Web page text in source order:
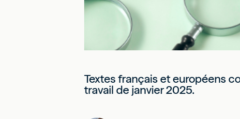
Textes français et européens
travail de janvier 2025.